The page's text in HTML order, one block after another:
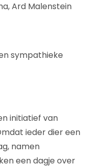
Ard Malenstein
sympathieke
initiatief van
ieder dier een
namen
een dagje over